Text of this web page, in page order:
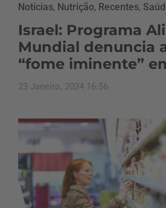
Notícias, Nutrição, Recentes,
Israel: Programa
Mundial denuncia
“fome iminente”
23 Janeiro, 2024 16:56